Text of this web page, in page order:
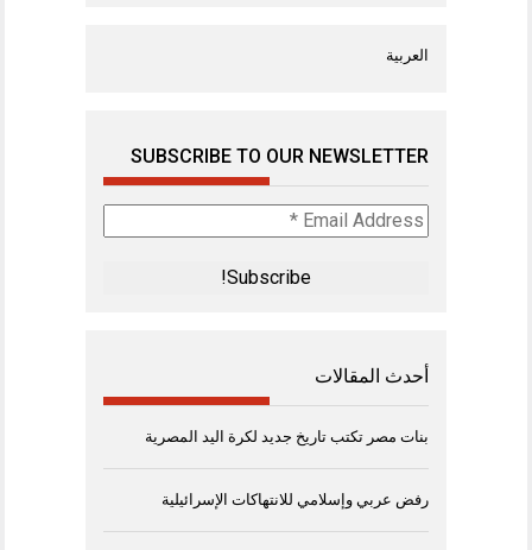
العربية
SUBSCRIBE TO OUR NEWSLETTER
Email
Address
أحدث المقالات
بنات مصر تكتب تاريخ جديد لكرة اليد المصرية
رفض عربي وإسلامي للانتهاكات الإسرائيلية